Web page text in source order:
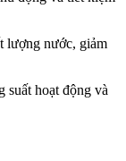
lượng nước, giảm
suất hoạt động và